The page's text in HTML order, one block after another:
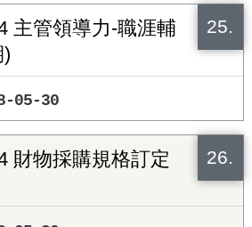
25.
主管領導力-職涯輔
05-30
26.
財物採購規格訂定